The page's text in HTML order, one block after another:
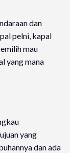
dan
pelni, kapal
mau
yang mana
yang
dan ada